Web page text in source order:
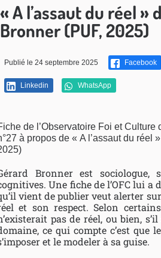
« A l’assaut du réel »
Bronner (PUF, 2025)
Publié le 24 septembre 2025 Facebook
Linkedin WhatsApp
de l’Observatoire Foi et Culture
à propos de « A l’assaut du réel
Bronner est sociologue,
Une fiche de l’OFC lui a
vient de publier veut alerter
et son respect. Selon
pas de réel, ou bien,
ce qui compte c’est que
et le modeler à sa guise.